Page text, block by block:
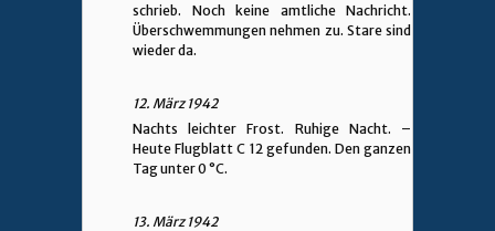
schrieb. Noch keine amtliche Nachricht.
Überschwemmungen nehmen zu. Stare sind
wieder da.
12. März 1942
Nachts leichter Frost. Ruhige Nacht. –
Heute Flugblatt C 12 gefunden. Den ganzen
Tag unter 0 °C.
13. März 1942